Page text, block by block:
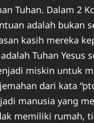
Tuhan. Dalam 2
adalah bukan
kasih mereka
Tuhan Yesus
miskin untuk
dari kata
manusia yang
memiliki rumah,